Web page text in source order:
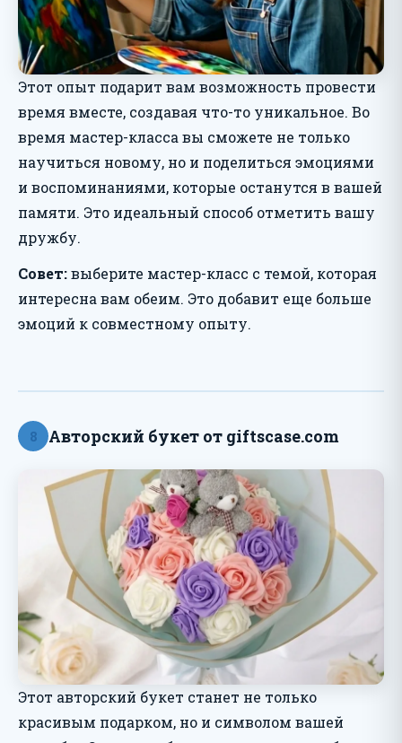
Этот опыт подарит вам возможность провести
время вместе, создавая что-то уникальное. Во
время мастер-класса вы сможете не только
научиться новому, но и поделиться эмоциями
и воспоминаниями, которые останутся в вашей
памяти. Это идеальный способ отметить вашу
дружбу.
Совет:выберите мастер-класс с темой, которая
интересна вам обеим. Это добавит еще больше
эмоций к совместному опыту.
8 Авторский букет от giftscase.com
Этот авторский букет станет не только
красивым подарком, но и символом вашей